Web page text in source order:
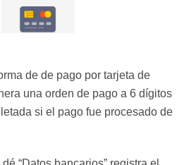
de de pago por tarjeta de
una orden de pago a 6 dígitos
si el pago fue procesado de